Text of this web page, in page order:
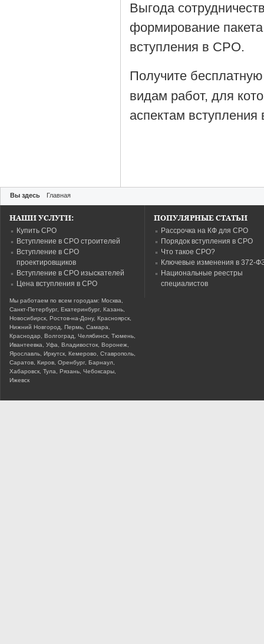
Выгода
формирование
вступления в СРО.
Получите
видам работ, для
аспектам
Вы здесь Главная
НАШИ УСЛУГИ:
Купить СРО
Вступление в СРО строителей
Вступление в СРО
проектировщиков
Вступление в СРО изыскателей
Цена вступления в СРО
Мы работаем по всем городам: Москва,
Санкт-Петербург, Екатеринбург, Казань,
Новосибирск, Ростов-на-Дону, Красноярск,
Нижний Новгород, Пермь, Самара,
Краснодар, Волгоград, Челябинск, Тюмень,
Ивантеевка, Уфа, Владивосток, Воронеж,
Ярославль, Иркутск, Кемерово, Ставрополь,
Саратов, Киров, Оренбург, Барнаул,
Хабаровск, Тула, Рязань, Чебоксары,
Ижевск
ПОПУЛЯРНЫЕ СТАТЬИ
Рассрочка на КФ для СРО
Порядок вступления в СРО
Что такое СРО?
Ключевые изменения в 372-
Национальные реестры
специалистов